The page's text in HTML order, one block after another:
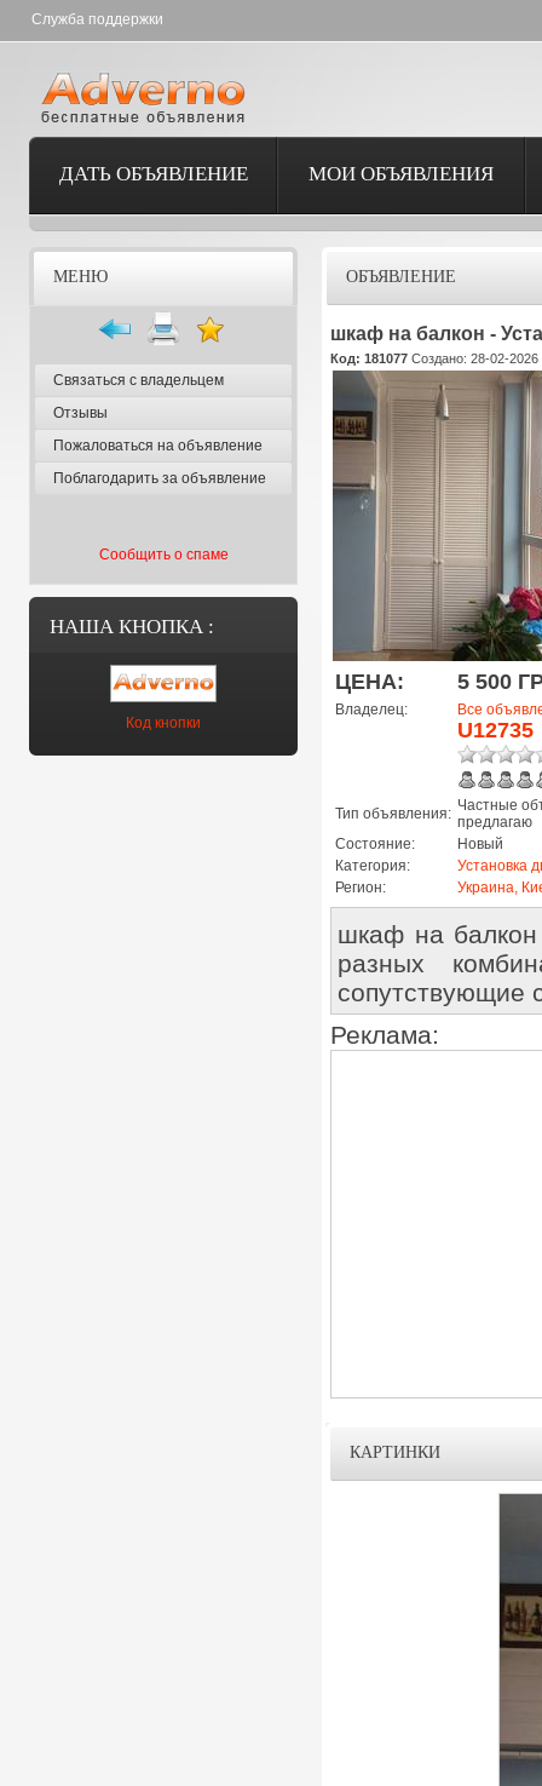
Служба поддержки
ДАТЬ ОБЪЯВЛЕНИЕ МОИ ОБЪЯВЛЕНИЯ
МЕНЮ
Связаться с владельцем
Отзывы
Пожаловаться на объявление
Поблагодарить за объявление
Сообщить о спаме
НАША КНОПКА :
Код кнопки
ОБЪЯВЛЕНИЕ
шкаф на балкон -
Код: 181077 Создано: 28-02-2026
ЦЕНА: 5 500
Владелец: Все
U12735
Тип объявления: Частные
предлагаю
Состояние:
Новый
Категория:
Установка
Регион:
Украина,
шкаф на
разных
сопутствующие
Реклама:
КАРТИНКИ